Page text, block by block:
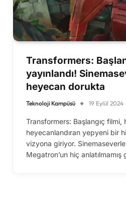
Transformers:
yayınlandı!
heyecan dorukta
Teknoloji Kampüsü 19 Eylül 2024
Transformers: Başlangıç filmi,
heyecanlandıran yepyeni bir
vizyona giriyor.
Megatron’un hiç